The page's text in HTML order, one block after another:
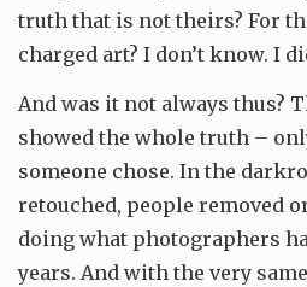
truth that is not theirs? For
charged art? I don’t know. I
And was it not always thus?
showed the whole truth –
someone chose. In the
retouched, people removed
doing what photographers
years. And with the very